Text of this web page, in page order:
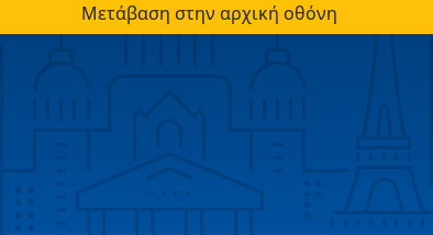
Μετάβαση στην αρχική οθόνη